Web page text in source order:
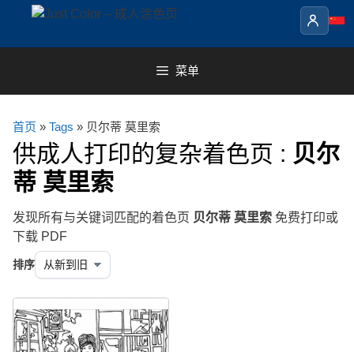
content
菜单
首页 » Tags » 贝尔蒂 莫里索
供成人打印的复杂着色页 : 贝尔
蒂 莫里索
发现所有与关键词匹配的着色页 贝尔蒂 莫里索 免费打印或
下载 PDF
排序